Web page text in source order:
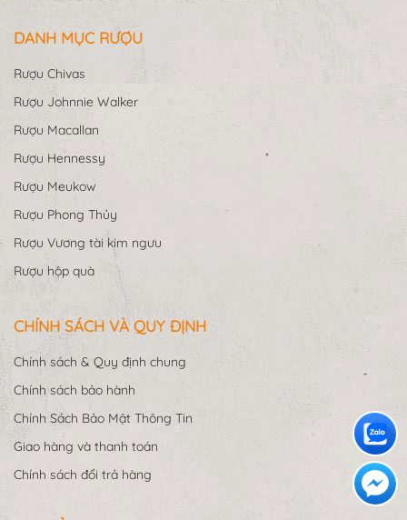
DANH MỤC RƯỢU
Rượu Chivas
Rượu Johnnie Walker
Rượu Macallan
Rượu Hennessy
Rượu Meukow
Rượu Phong Thủy
Rượu Vương tài kim ngưu
Rượu hộp quà
CHÍNH SÁCH VÀ QUY ĐỊNH
Chính sách & Quy định chung
Chính sách bảo hành
Chính Sách Bảo Mật Thông Tin
Giao hàng và thanh toán
Chính sách đổi trả hàng